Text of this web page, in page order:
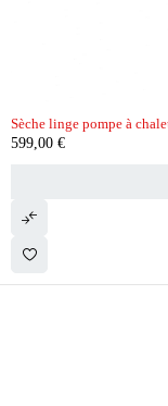
Sèche linge pompe à
599,00 €